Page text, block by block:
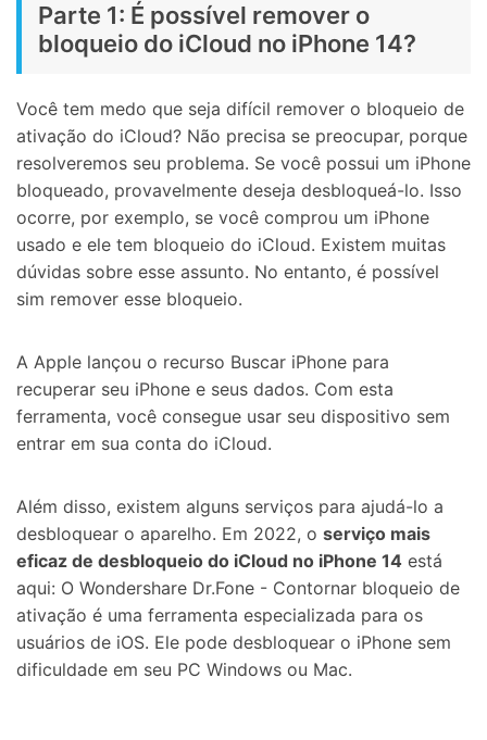
Parte 1: É possível remover o
bloqueio do iCloud no iPhone 14?
Você tem medo que seja difícil remover o bloqueio de
ativação do iCloud? Não precisa se preocupar, porque
resolveremos seu problema. Se você possui um iPhone
bloqueado, provavelmente deseja desbloqueá-lo. Isso
ocorre, por exemplo, se você comprou um iPhone
usado e ele tem bloqueio do iCloud. Existem muitas
dúvidas sobre esse assunto. No entanto, é possível
sim remover esse bloqueio.
A Apple lançou o recurso Buscar iPhone para
recuperar seu iPhone e seus dados. Com esta
ferramenta, você consegue usar seu dispositivo sem
entrar em sua conta do iCloud.
Além disso, existem alguns serviços para ajudá-lo a
desbloquear o aparelho. Em 2022, o serviço mais
eficaz de desbloqueio do iCloud no iPhone 14 está
aqui: O Wondershare Dr.Fone - Contornar bloqueio de
ativação é uma ferramenta especializada para os
usuários de iOS. Ele pode desbloquear o iPhone sem
dificuldade em seu PC Windows ou Mac.